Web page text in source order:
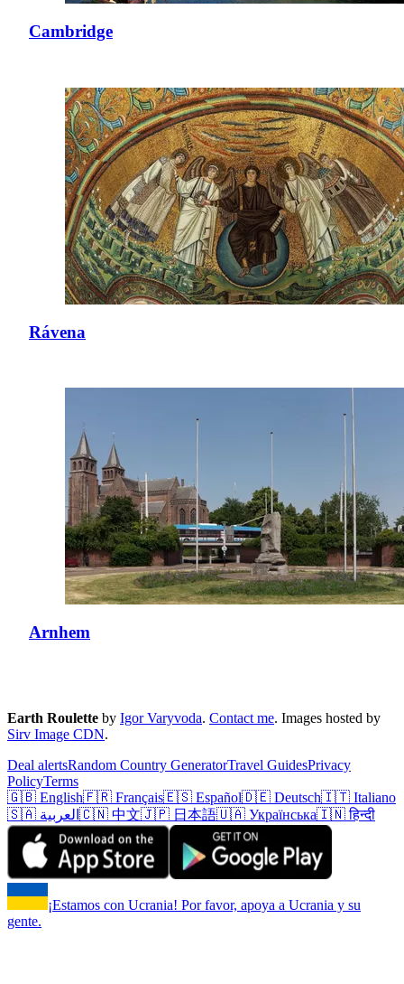
Cambridge
Rávena
Arnhem
Earth Roulette by Igor Varyvoda. Contact me. Images hosted by
Sirv Image CDN.
Deal alertsRandom Country GeneratorTravel GuidesPrivacy
PolicyTerms
🇬🇧 English🇫🇷 Français🇪🇸 Español🇩🇪 Deutsch🇮🇹 Italiano
🇸🇦 العربية 🇨🇳 中文🇯🇵 日本語🇺🇦 Українська🇮🇳 हिन्दी
¡Estamos con Ucrania! Por favor, apoya a Ucrania y su
gente.